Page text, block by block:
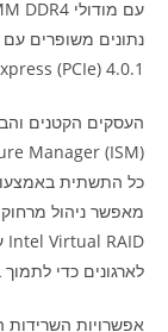
(PCIe) 4.0.1
מאפשר ניהול
לארגונים כדי